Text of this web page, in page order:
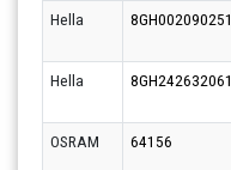
Hella 8GH002090251
Hella
8GH242632061
OSRAM 64156